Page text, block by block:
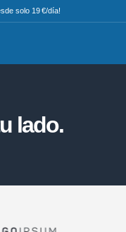
solo 19 €/día!
lado.